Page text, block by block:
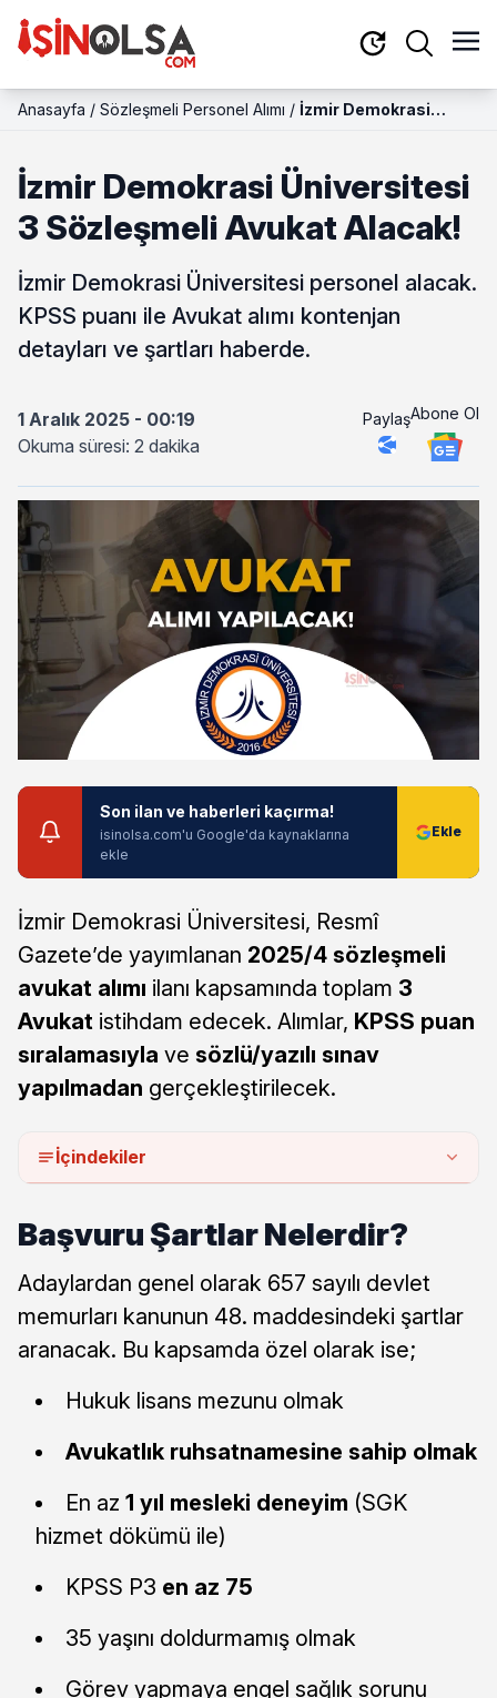
Anasayfa / Sözleşmeli Personel Alımı / İzmir Demokrasi
Alacak!
İzmir Demokrasi Üniversitesi
3 Sözleşmeli Avukat Alacak!
İzmir Demokrasi Üniversitesi personel alacak.
KPSS puanı ile Avukat alımı kontenjan
detayları ve şartları haberde.
1 Aralık 2025 - 00:19
Okuma süresi: 2 dakika
PaylaşAbone Ol
Son ilan ve haberleri kaçırma!
isinolsa.com'u Google'da kaynaklarına
ekle
İzmir Demokrasi Üniversitesi, Resmî
Gazete’de yayımlanan 2025/4 sözleşmeli
avukat alımı ilanı kapsamında toplam 3
Avukat istihdam edecek. Alımlar, KPSS puan
sıralamasıyla ve sözlü/yazılı sınav
yapılmadan gerçekleştirilecek.
İçindekiler
Başvuru Şartlar Nelerdir?
Adaylardan genel olarak 657 sayılı devlet
memurları kanunun 48. maddesindeki şartlar
aranacak. Bu kapsamda özel olarak ise;
Hukuk lisans mezunu olmak
Avukatlık ruhsatnamesine sahip olmak
En az 1 yıl mesleki deneyim (SGK
hizmet dökümü ile)
KPSS P3 en az 75
35 yaşını doldurmamış olmak
Görev yapmaya engel sağlık sorunu